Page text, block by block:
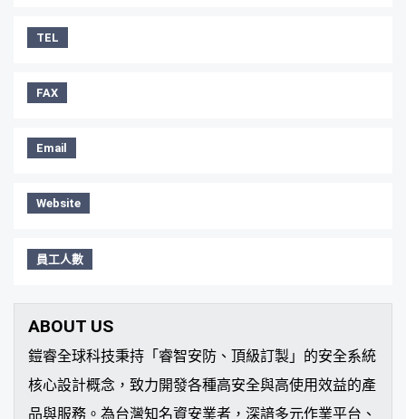
TEL
FAX
Email
Website
員工人數
ABOUT US
鎧睿全球科技秉持「睿智安防、頂級訂製」的安全系統
核心設計概念，致力開發各種高安全與高使用效益的產
品與服務。為台灣知名資安業者，深諳多元作業平台、